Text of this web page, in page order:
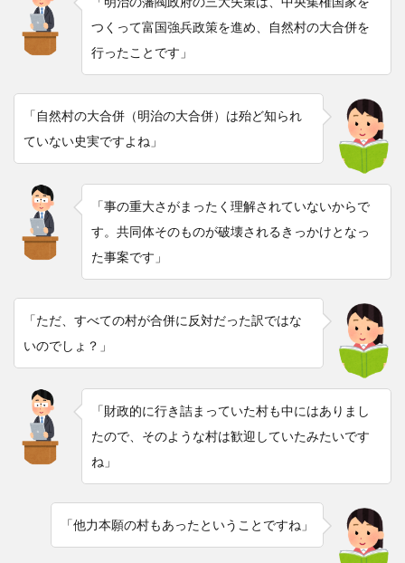
つくって富国強兵政策を進め、自然村の大合併を
行ったことです」
「自然村の大合併（明治の大合併）は殆ど知られ
ていない史実ですよね」
「事の重大さがまったく理解されていないからで
す。共同体そのものが破壊されるきっかけとなっ
た事案です」
「ただ、すべての村が合併に反対だった訳ではな
いのでしょ？」
「財政的に行き詰まっていた村も中にはありまし
たので、そのような村は歓迎していたみたいです
ね」
「他力本願の村もあったということですね」